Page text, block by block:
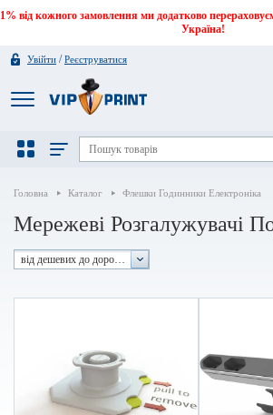
1% від кожного замовлення ми додатково
Україна!
Увійти /Реєструватися
Головна Каталог Флешки Годинники Електроніка
Мережеві Розгалужувачі
від дешевих до дорогих